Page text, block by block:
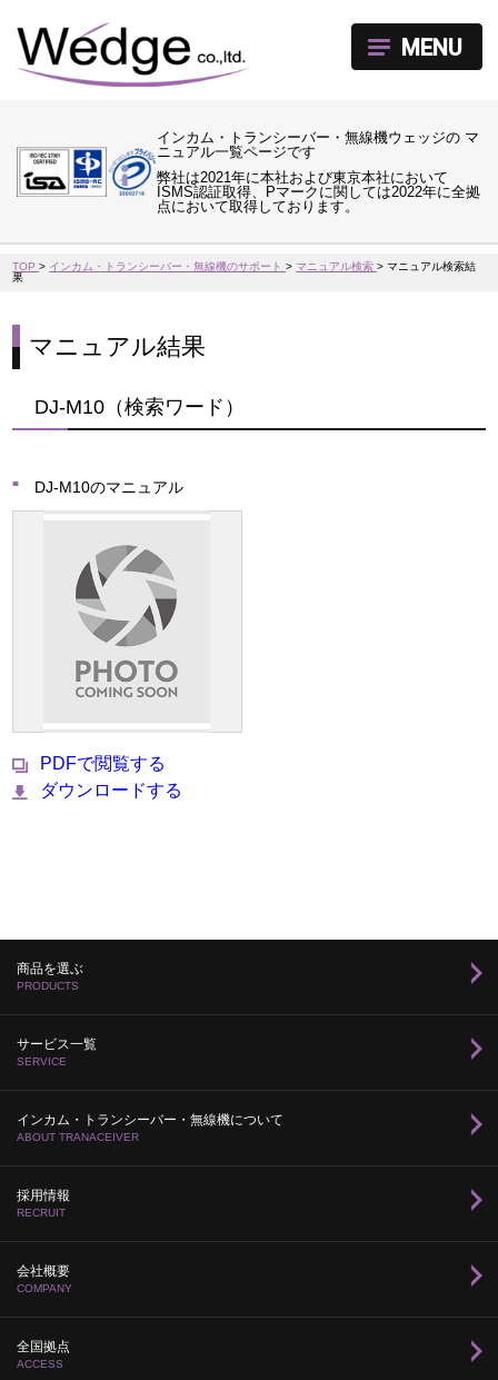
インカム・トランシーバー・無線機ウェッジの マ
ニュアル一覧ページです
弊社は2021年に本社および東京本社において
ISMS認証取得、Pマークに関しては2022年に全拠
点において取得しております。
MENU
TOP> インカム・トランシーバー・無線機のサポート>マニュアル検索>マニュアル検索結
果
マニュアル結果
DJ-M10（検索ワード）
DJ-M10のマニュアル
PDFで閲覧する
ダウンロードする
商品を選ぶ
PRODUCTS
サービス一覧
SERVICE
インカム・トランシーバー・無線機について
ABOUT TRANACEIVER
採用情報
RECRUIT
会社概要
COMPANY
全国拠点
ACCESS